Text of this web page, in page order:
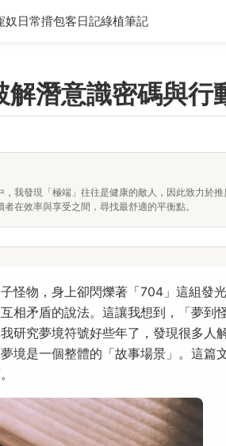
奴日常揹包客日記綠植筆記
潛意識密碼與行
我發現「極端」往往是健康的敵人，因此致力於
在效率與享受之間，尋找最舒適的平衡點。
怪物，身上卻閃爍著「704」這組發光
相矛盾的說法。這讓我想到，「夢到
研究夢境符號好些年了，發現很多人
境是一個整體的「故事場景」。這篇